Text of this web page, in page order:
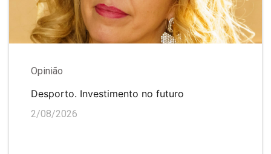
Opinião
Desporto. Investimento no futuro
2/08/2026